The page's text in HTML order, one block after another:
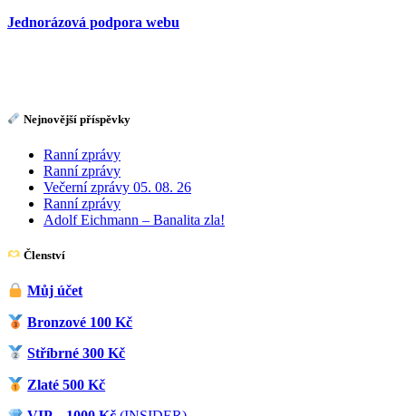
Jednorázová podpora webu
Nejnovější příspěvky
Ranní zprávy
Ranní zprávy
Večerní zprávy 05. 08. 26
Ranní zprávy
Adolf Eichmann – Banalita zla!
Členství
Můj účet
Bronzové 100 Kč
Stříbrné 300 Kč
Zlaté 500 Kč